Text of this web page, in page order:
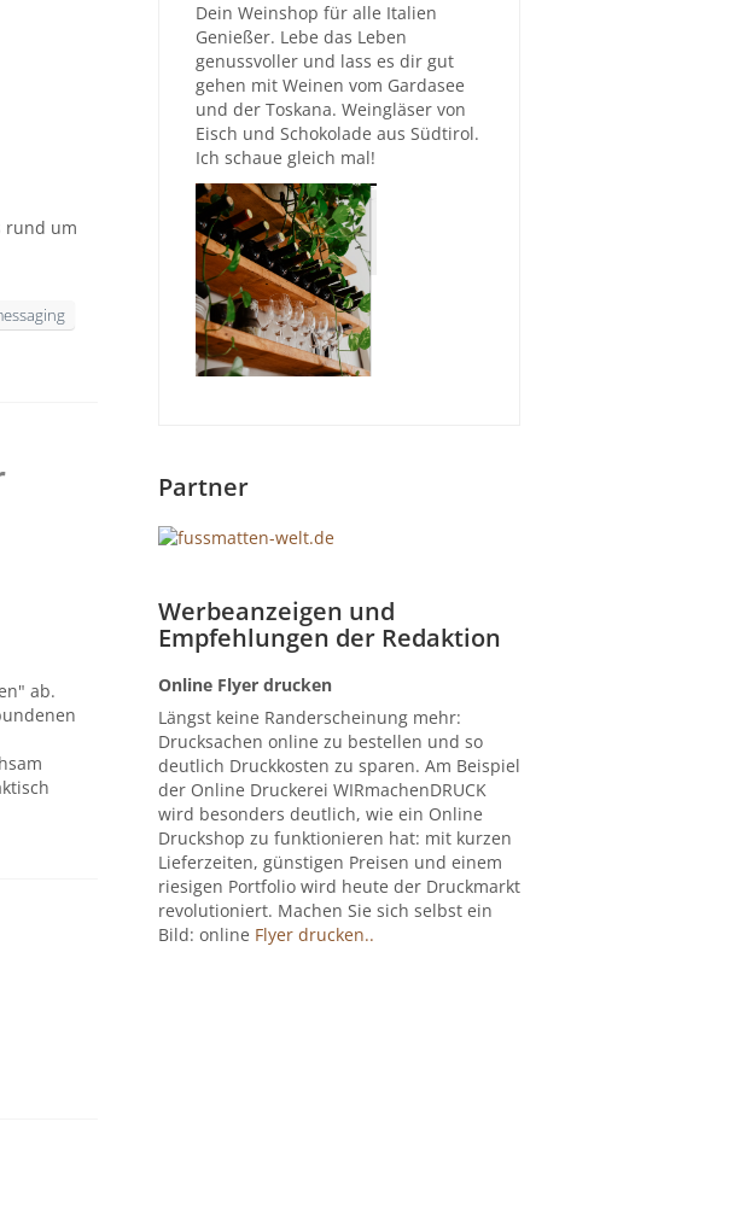
rund um
ab.
Dein Weinshop für alle Italien
Genießer. Lebe das Leben
genussvoller und lass es dir gut
gehen mit Weinen vom Gardasee
und der Toskana. Weingläser von
Eisch und Schokolade aus Südtirol.
Ich schaue gleich mal!
Partner
Werbeanzeigen und
Empfehlungen der Redaktion
Online Flyer drucken
Längst keine Randerscheinung mehr:
Drucksachen online zu bestellen und so
deutlich Druckkosten zu sparen. Am Beispiel
der Online Druckerei WIRmachenDRUCK
wird besonders deutlich, wie ein Online
Druckshop zu funktionieren hat: mit kurzen
Lieferzeiten, günstigen Preisen und einem
riesigen Portfolio wird heute der Druckmarkt
revolutioniert. Machen Sie sich selbst ein
Bild: online Flyer drucken..